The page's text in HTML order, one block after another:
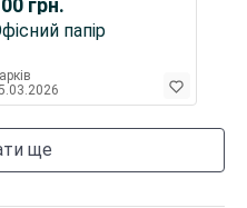
грн.
папір
ще